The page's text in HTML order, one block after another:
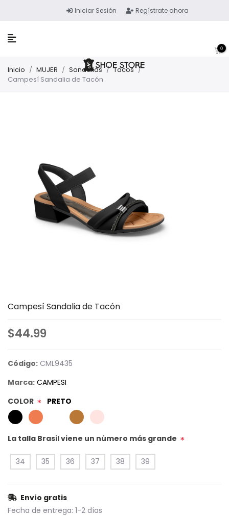
Iniciar Sesión Regístrate ahora
0
Inicio / MUJER / Sandalias / Tacos /
Campesí Sandalia de Tacón
Campesí Sandalia de Tacón
$44.99
Código: CML9435
Marca: CAMPESI
COLOR * PRETO
La talla Brasil viene un número más grande *
34 35 36 37 38 39
Envío gratis
Fecha de entrega: 1-2 días